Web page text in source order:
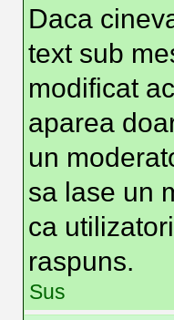
Daca
text sub
modificat
aparea
un
sa lase un
ca
raspuns.
Sus